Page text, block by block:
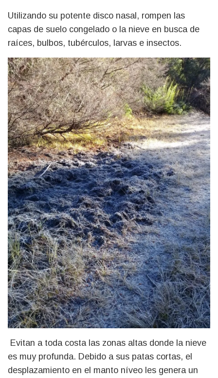
Utilizando su potente disco nasal, rompen las
capas de suelo congelado o la nieve en busca de
raíces, bulbos, tubérculos, larvas e insectos.
Evitan a toda costa las zonas altas donde la nieve
es muy profunda. Debido a sus patas cortas, el
desplazamiento en el manto níveo les genera un